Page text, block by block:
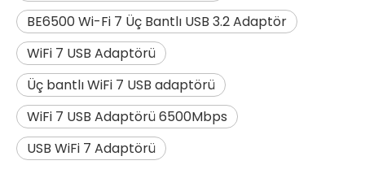
BE6500 Wi-Fi 7 Üç Bantlı USB 3.2 Adaptör
WiFi 7 USB Adaptörü
Üç bantlı WiFi 7 USB adaptörü
WiFi 7 USB Adaptörü 6500Mbps
USB WiFi 7 Adaptörü